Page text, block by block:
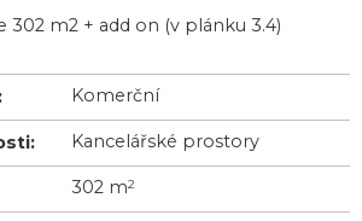
302 m2 + add on (v plánku 3.4)
Komerční
Kancelářské prostory
302 m2